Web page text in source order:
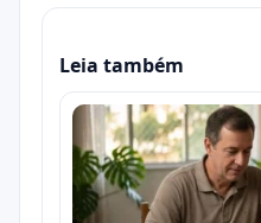
Leia também